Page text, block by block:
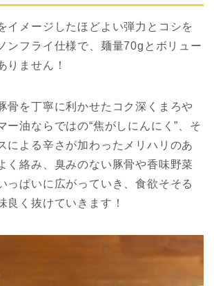
イメージしたほどよい弾力とコシを
ンフライ仕様で、麺量70gとボリュー
りません！
骨を丁寧に利かせたコク深くまろや
ー油ならではの“焦がしにんにく”、そ
による辛さが加わったメリハリのあ
く絡み、臭みのない豚骨や香味野菜
っぱいに広がっていき、食欲そそる
良く抜けていきます！